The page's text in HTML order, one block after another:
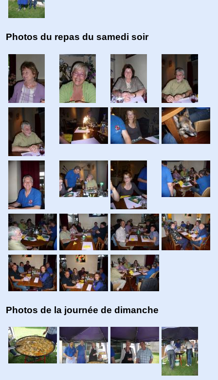
Photos du repas du samedi soir
Photos de la journée de dimanche